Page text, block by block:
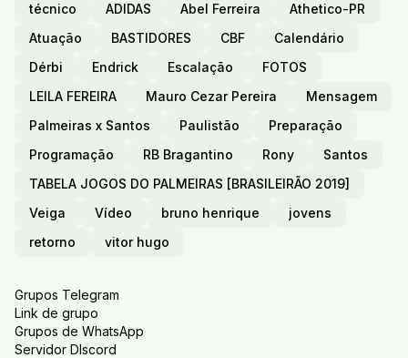
técnico
ADIDAS Abel Ferreira
Athetico-PR
Atuação
BASTIDORES CBF
Calendário
Dérbi
Endrick Escalação
FOTOS
LEILA FEREIRA
Mauro Cezar Pereira
Mensagem
Palmeiras x Santos
Paulistão
Preparação
Programação
RB Bragantino Rony
Santos
TABELA JOGOS DO PALMEIRAS [BRASILEIRÃO 2019]
Veiga
Vídeo bruno henrique
jovens
retorno
vitor hugo
Grupos Telegram
Link de grupo
Grupos de WhatsApp
Servidor DIscord